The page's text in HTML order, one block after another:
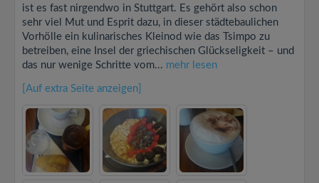
ist es fast nirgendwo in Stuttgart. Es gehört also schon
sehr viel Mut und Esprit dazu, in dieser städtebaulichen
Vorhölle ein kulinarisches Kleinod wie das Tsimpo zu
betreiben, eine Insel der griechischen Glückseligkeit – und
das nur wenige Schritte vom... mehr lesen
[Auf extra Seite anzeigen]